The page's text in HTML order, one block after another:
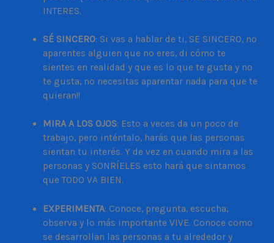
INTERES.
SÉ SINCERO: Si vas a hablar de ti, SE SINCERO, no
aparentes alguien que no eres, di cómo te
sientes en realidad y que es lo que te gusta y no
te gusta, no necesitas aparentar nada para que te
quieran!!
MIRA A LOS OJOS: Esto a veces da un poco de
trabajo, pero inténtalo, harás que las personas
sientan tu interés. Y de vez en cuando mira a las
personas y SONRÍELES esto hará que sintamos
que TODO VA BIEN.
EXPERIMENTA: Conoce, pregunta, escucha,
observa y lo más importante VIVE. Conoce como
se desarrollan las personas a tu alrededor y